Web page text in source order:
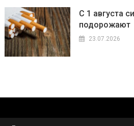
С 1 августа
подорожают
23.07.2026